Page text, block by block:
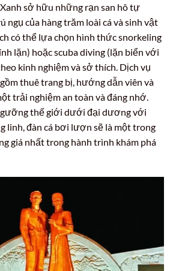
sở hữu những rạn san hô tự
ngụ của hàng trăm loài cá và sinh vật
có thể lựa chọn hình thức snorkeling
lặn) hoặc scuba diving (lặn biển với
kinh nghiệm và sở thích. Dịch vụ
thuê trang bị, hướng dẫn viên và
trải nghiệm an toàn và đáng nhớ.
thế giới dưới đại dương với
linh, đàn cá bơi lượn sẽ là một trong
giá nhất trong hành trình khám phá